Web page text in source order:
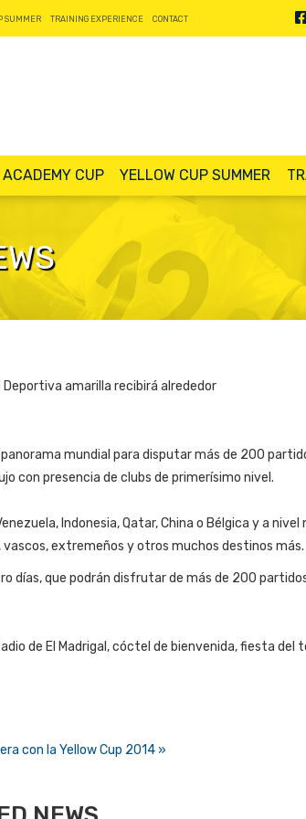
SUMMER TRAINING EXPERIENCE CONTACT
ACADEMY CUP YELLOW CUP SUMMER
Deportiva amarilla recibirá alrededor
mundial para disputar más de 200
con presencia de clubs de primerísimo nivel.
Indonesia, Qatar, China o Bélgica y a
extremeños y otros muchos destinos más.
que podrán disfrutar de más de 200
de El Madrigal, cóctel de bienvenida, fiesta del
con la Yellow Cup 2014 »